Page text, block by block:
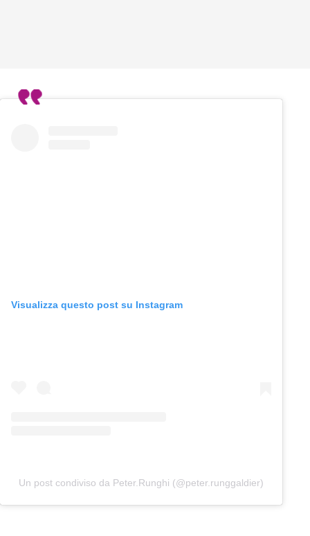
Visualizza questo post su Instagram
Un post condiviso da Peter.Runghi (@peter.runggaldier)